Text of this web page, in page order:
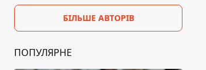
БІЛЬШЕ АВТОРІВ
ПОПУЛЯРНЕ